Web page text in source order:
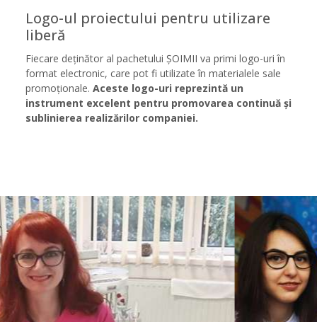
Logo-ul proiectului pentru utilizare
liberă
Fiecare deținător al pachetului ȘOIMII va primi logo-uri în
format electronic, care pot fi utilizate în materialele sale
promoționale. Aceste logo-uri reprezintă un
instrument excelent pentru promovarea continuă și
sublinierea realizărilor companiei.